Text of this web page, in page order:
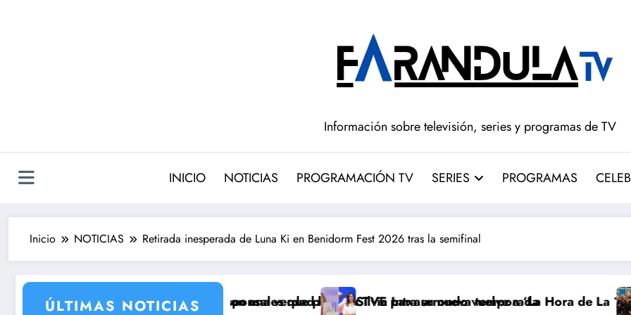
Información sobre televisión, series y programas de TV
INICIO NOTICIAS PROGRAMACIÓN TV SERIES PROGRAMAS
Inicio NOTICIAS Retirada inesperada de Luna Ki en Benidorm Fest 2026 tras la semifinal
ÚLTIMAS NOTICIAS
3 que llega con una verdad brutal
cambios de corresponsales que prepara TVE para su nueva temporadaSilvia Intxaurrondo vuelve a ‘La Hora de La 1’ y Aida Bao da el
Adiós a ‘Cine